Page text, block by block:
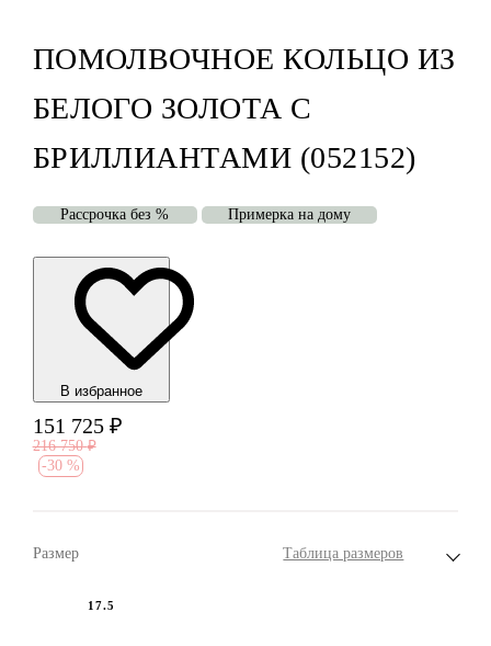
ПОМОЛВОЧНОЕ КОЛЬЦО ИЗ
БЕЛОГО ЗОЛОТА С
БРИЛЛИАНТАМИ (052152)
Рассрочка без % Примерка на дому
В избранноe
151 725 ₽
216 750 ₽
-30 %
Размер Таблица размеров
17.5